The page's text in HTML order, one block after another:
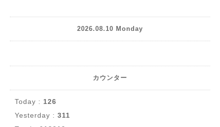
2026.08.10 Monday
カウンター
Today : 126
Yesterday : 311